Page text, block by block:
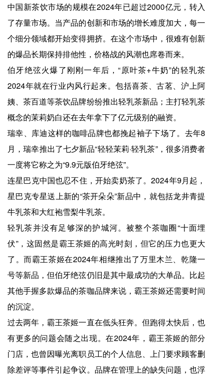
中国新茶饮市场的规模在2024年已超过2000亿元，转入
了存量市场。当产品的创新和市场的增长难度加大，每一
个细分领域都开始变得拥挤。在这个市场中，很难有创新
的爆品长期保持排他性，价格战的风潮也席卷而来。
伯牙绝弦火爆了刚刚一年后，“原叶茶+牛奶”的轻乳茶
2024年就在行业内风行起来。包括喜茶、古茗、沪上阿
姨、茶百道等茶饮品牌纷纷推出轻乳茶新品；主打轻乳茶
概念的茉莉奶白还在去年拿下了亿元级别的融资。
瑞幸、库迪这样的咖啡品牌也都挽起袖子下场了。去年8
月，瑞幸推出了七夕新品“轻轻茉莉·轻乳茶”，很多消费者
一度将它称之为“9.9元版伯牙绝弦”。
连星巴克中国也忍不住，开始卖奶茶了。2024年9月起，
星巴克专星送上新的“茶开朵朵”新品中，就包括龙井青提
牛乳茶和大红袍雪梨牛乳茶。
轻乳茶并没有足够深的护城河。被整个茶咖圈“十面埋
伏”，这固然是霸王茶姬的高光时刻，但它的压力也更大
了。而霸王茶姬在2024年相继推出了万里木兰、乾隆一
号等新品，但伯牙绝弦仍旧是其中最成功的大单品。比起
其他手握多款爆品的茶咖品牌来说，霸王茶姬还需要时间
的沉淀。
过去两年，霸王茶姬一直在低头狂奔。但跑得太快后，也
有更多的问题会随之出现。在2024年，霸王茶姬的部分
门店，也曾因曝光离职员工的个人信息、上门要求顾客删
除差评等事件引起争议。品牌在管理上的缺失问题，也浮